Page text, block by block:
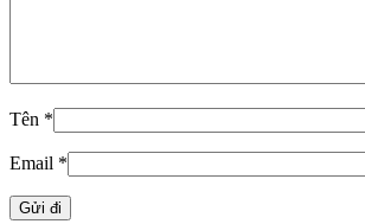
Tên *
Email *